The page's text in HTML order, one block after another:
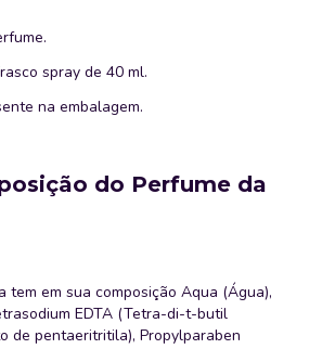
spray de 40 ml.
na embalagem.
do Perfume da
tem em sua composição Aqua (Água),
EDTA (Tetra-di-t-butil
de pentaeritritila), Propylparaben